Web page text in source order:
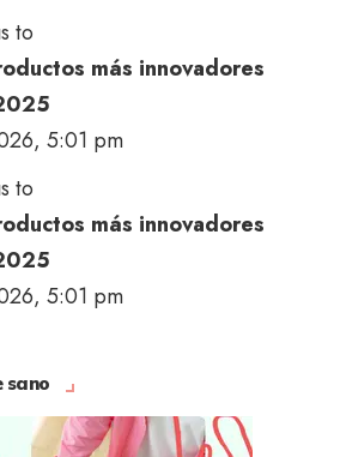
to
más innovadores
5:01 pm
to
más innovadores
5:01 pm
sano